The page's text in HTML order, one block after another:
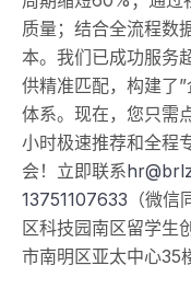
质量；结合全流程数
本。我们已成功服务
供精准匹配，构建了
体系。现在，您只需
小时极速推荐和全程
会！立即联系
13751107633 （微
区科技园南区留学生
市南明区亚太中心35